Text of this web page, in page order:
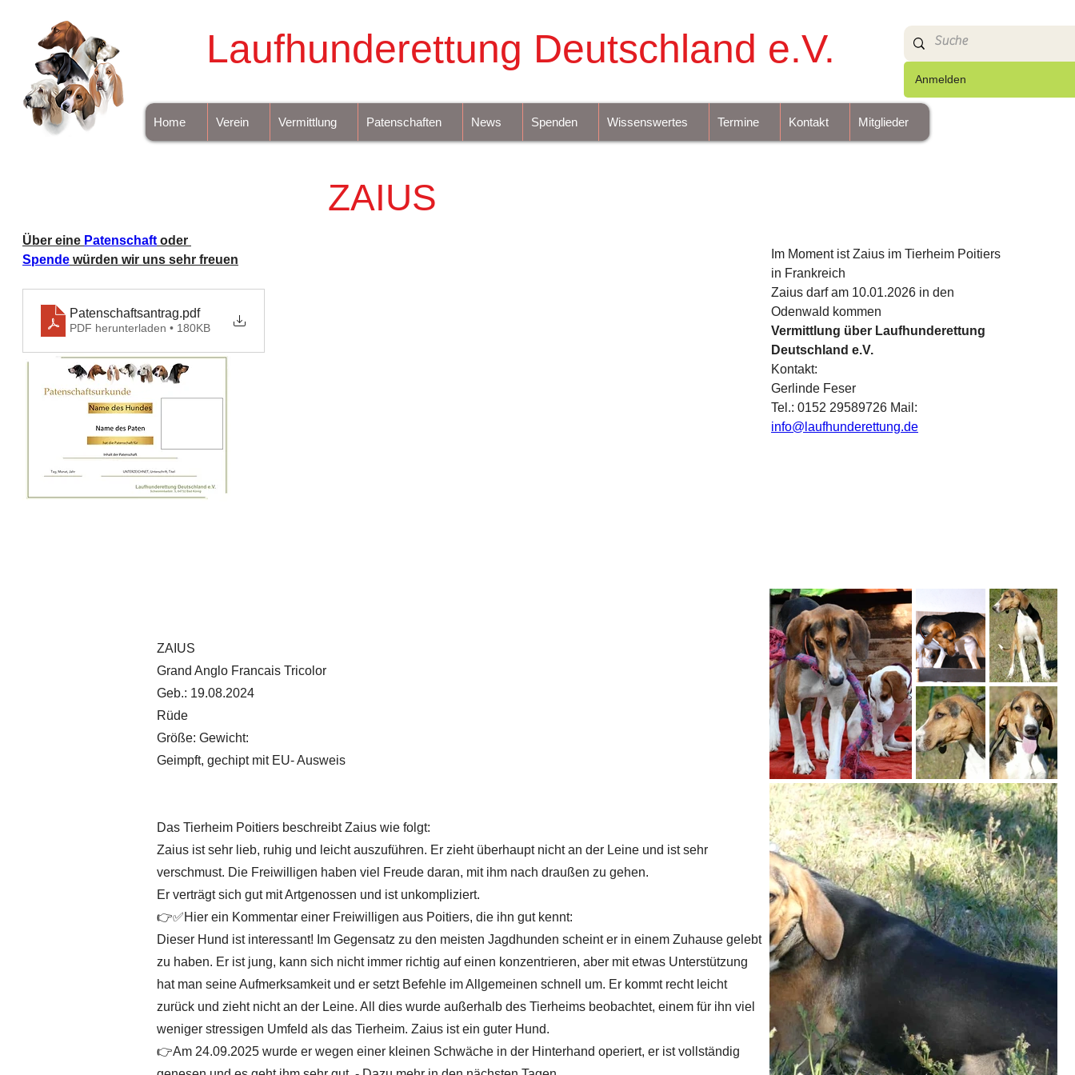
Laufhunderettung Deutschland e.V.
Anmelden
Home Verein Vermittlung Patenschaften News Spenden Wissenswertes Termine Kontakt Mitglieder
ZAIUS
Über eine Patenschaft oder
Spende würden wir uns sehr freuen
Patenschaftsantrag.pdf
PDF herunterladen • 180KB
Im Moment ist Zaius im Tierheim Poitiers
in Frankreich
Zaius darf am 10.01.2026 in den
Odenwald kommen
Vermittlung über Laufhunderettung
Deutschland e.V.
Kontakt:
Gerlinde Feser
Tel.: 0152 29589726 Mail:
info@laufhunderettung.de
ZAIUS
Grand Anglo Francais Tricolor
Geb.: 19.08.2024
Rüde
Größe: Gewicht:
Geimpft, gechipt mit EU- Ausweis
Das Tierheim Poitiers beschreibt Zaius wie folgt:
Zaius ist sehr lieb, ruhig und leicht auszuführen. Er zieht überhaupt nicht an der Leine und ist sehr
verschmust. Die Freiwilligen haben viel Freude daran, mit ihm nach draußen zu gehen.
Er verträgt sich gut mit Artgenossen und ist unkompliziert.
👉✅Hier ein Kommentar einer Freiwilligen aus Poitiers, die ihn gut kennt:
Dieser Hund ist interessant! Im Gegensatz zu den meisten Jagdhunden scheint er in einem Zuhause gelebt
zu haben. Er ist jung, kann sich nicht immer richtig auf einen konzentrieren, aber mit etwas Unterstützung
hat man seine Aufmerksamkeit und er setzt Befehle im Allgemeinen schnell um. Er kommt recht leicht
zurück und zieht nicht an der Leine. All dies wurde außerhalb des Tierheims beobachtet, einem für ihn viel
weniger stressigen Umfeld als das Tierheim. Zaius ist ein guter Hund.
👉Am 24.09.2025 wurde er wegen einer kleinen Schwäche in der Hinterhand operiert, er ist vollständig